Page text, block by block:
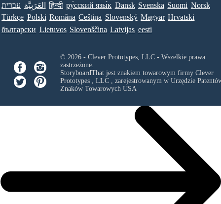
עברית العَرَبِيَّة हिन्दी ру́сский язы́к Dansk Svenska Suomi Norsk
Türkçe Polski Româna Ceština Slovenský Magyar Hrvatski
български Lietuvos Slovenščina Latvijas eesti
© 2026 - Clever Prototypes, LLC - Wszelkie prawa
zastrzeżone.
StoryboardThat jest znakiem towarowym firmy Clever
Prototypes , LLC, zarejestrowanym w Urzędzie
Znaków Towarowych USA